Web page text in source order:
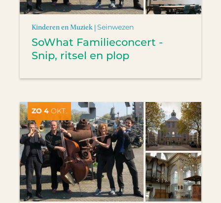
Kinderen en Muziek |Seinwezen
SoWhat Familieconcert -
Snip, ritsel en plop
ZO 4 OKT.